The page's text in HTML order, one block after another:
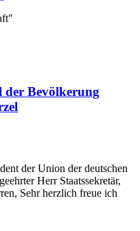
Bevölkerung
der Union der deutschen
Herr Staatssekretär,
Sehr herzlich freue ich